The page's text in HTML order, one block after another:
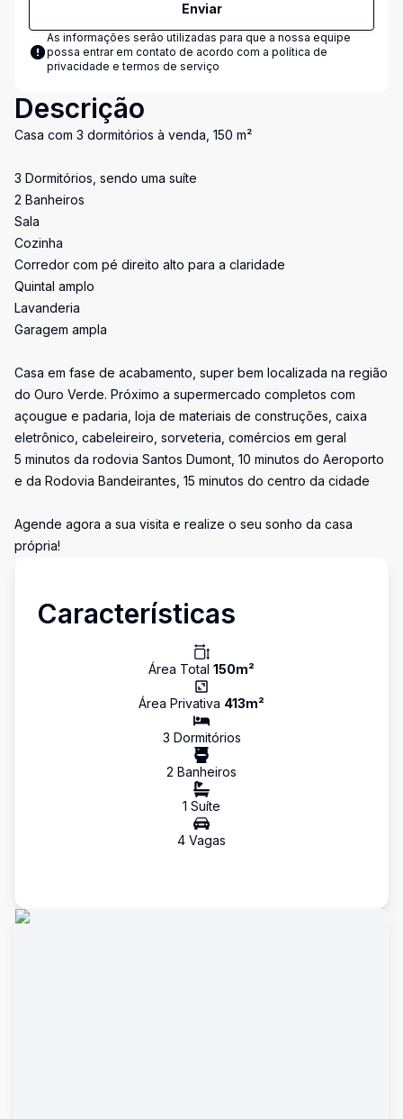
Enviar
As informações serão utilizadas para que a nossa equipe
possa entrar em contato de acordo com a política de
privacidade e termos de serviço
Descrição
Casa com 3 dormitórios à venda, 150 m²
3 Dormitórios, sendo uma suíte
2 Banheiros
Sala
Cozinha
Corredor com pé direito alto para a claridade
Quintal amplo
Lavanderia
Garagem ampla
Casa em fase de acabamento, super bem localizada na região
do Ouro Verde. Próximo a supermercado completos com
açougue e padaria, loja de materiais de construções, caixa
eletrônico, cabeleireiro, sorveteria, comércios em geral
5 minutos da rodovia Santos Dumont, 10 minutos do Aeroporto
e da Rodovia Bandeirantes, 15 minutos do centro da cidade
Agende agora a sua visita e realize o seu sonho da casa
própria!
Características
Área Total 150m²
Área Privativa 413m²
3 Dormitórios
2 Banheiros
1 Suíte
4 Vagas